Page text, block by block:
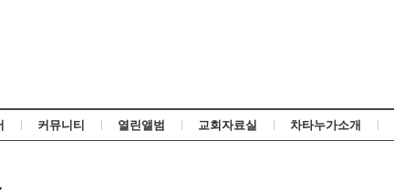
커뮤니티 열린앨범 교회자료실 차타누가소개